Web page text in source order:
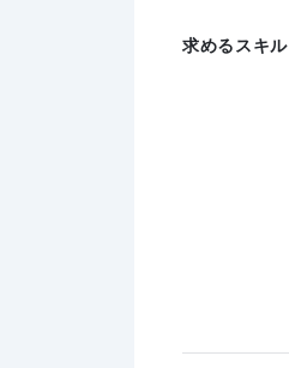
求めるスキル